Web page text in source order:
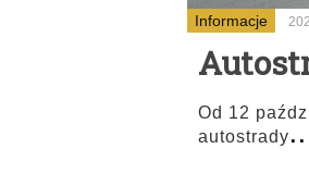
Informacje
Od 12
autostrady